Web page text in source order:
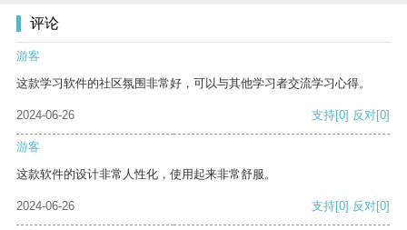
评论
游客
这款学习软件的社区氛围非常好，可以与其他学习者交流学习心得。
2024-06-26 支持[0] 反对[0]
游客
这款软件的设计非常人性化，使用起来非常舒服。
2024-06-26 支持[0] 反对[0]